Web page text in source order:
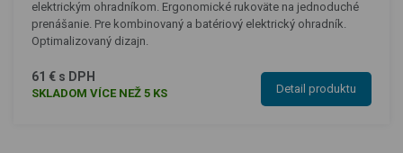
elektrickým ohradníkom. Ergonomické rukoväte na jednoduché
prenášanie. Pre kombinovaný a batériový elektrický ohradník.
Optimalizovaný dizajn.
61 € s DPH
SKLADOM VÍCE NEŽ 5 KS Detail produktu